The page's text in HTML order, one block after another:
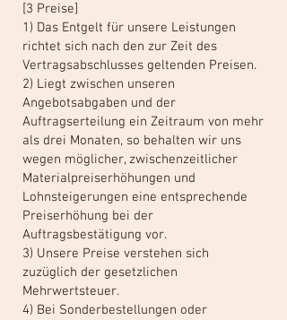
[3 Preise]
1) Das Entgelt für unsere Leistungen
richtet sich nach den zur Zeit des
Vertragsabschlusses geltenden Preisen.
2) Liegt zwischen unseren
Angebotsabgaben und der
Auftragserteilung ein Zeitraum von mehr
als drei Monaten, so behalten wir uns
wegen möglicher, zwischenzeitlicher
Materialpreiserhöhungen und
Lohnsteigerungen eine entsprechende
Preiserhöhung bei der
Auftragsbestätigung vor.
3) Unsere Preise verstehen sich
zuzüglich der gesetzlichen
Mehrwertsteuer.
4) Bei Sonderbestellungen oder